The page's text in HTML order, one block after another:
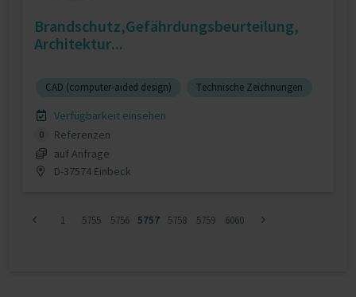
Brandschutz,Gefährdungsbeurteilung,
Architektur...
CAD (computer-aided design) Technische Zeichnungen
Verfügbarkeit einsehen
0
Referenzen
auf Anfrage
D-37574 Einbeck
1 5755 5756 5757 5758 5759 6060